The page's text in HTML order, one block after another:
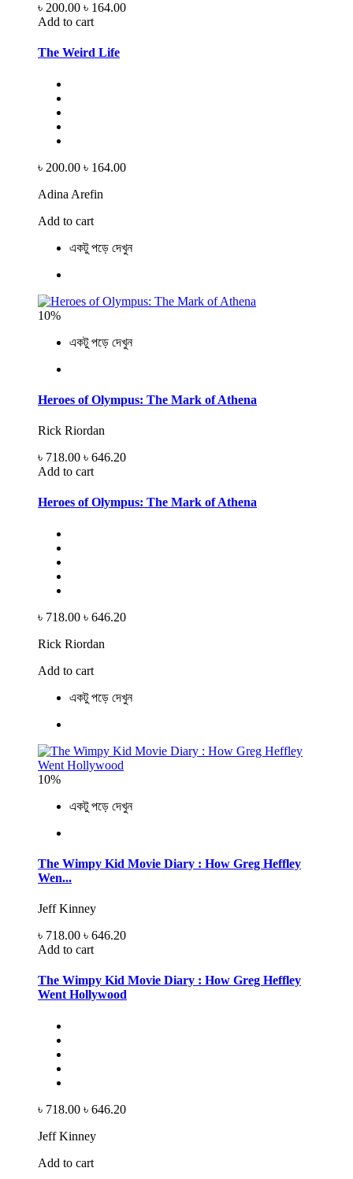
৳ 200.00 ৳ 164.00
Add to cart
The Weird Life
৳ 200.00 ৳ 164.00
Adina Arefin
Add to cart
একটু পড়ে দেখুন
10%
একটু পড়ে দেখুন
Heroes of Olympus: The Mark of Athena
Rick Riordan
৳ 718.00 ৳ 646.20
Add to cart
Heroes of Olympus: The Mark of Athena
৳ 718.00 ৳ 646.20
Rick Riordan
Add to cart
একটু পড়ে দেখুন
10%
একটু পড়ে দেখুন
The Wimpy Kid Movie Diary : How Greg Heffley
Wen...
Jeff Kinney
৳ 718.00 ৳ 646.20
Add to cart
The Wimpy Kid Movie Diary : How Greg Heffley
Went Hollywood
৳ 718.00 ৳ 646.20
Jeff Kinney
Add to cart